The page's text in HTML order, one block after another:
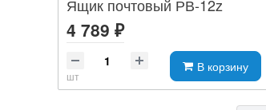
Ящик почтовый РВ-12z
4 789 ₽
шт
В корзину